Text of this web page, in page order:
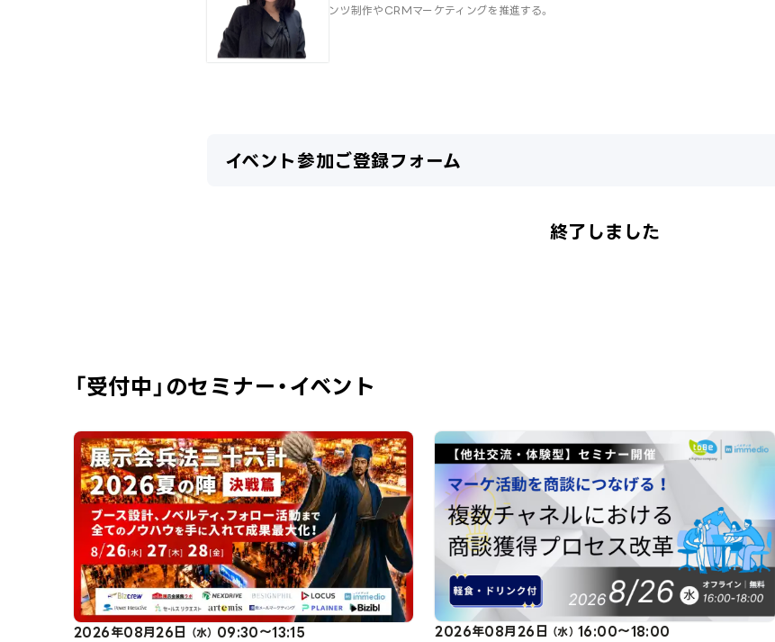
ンツ制作やCRMマーケティングを推進する。
イベント参加ご登録フォーム
終了しました
「受付中」のセミナー・イベント
2026年08月26日 （水） 09:30～13:15 2026年08月26日 （水） 16:00～18:00